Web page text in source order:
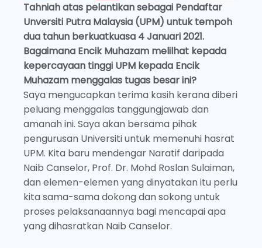
Tahniah atas pelantikan sebagai Pendaftar
Unversiti Putra Malaysia (UPM) untuk tempoh
dua tahun berkuatkuasa 4 Januari 2021.
Bagaimana Encik Muhazam melilhat kepada
kepercayaan tinggi UPM kepada Encik
Muhazam menggalas tugas besar ini?
Saya mengucapkan terima kasih kerana diberi
peluang menggalas tanggungjawab dan
amanah ini. Saya akan bersama pihak
pengurusan Universiti untuk memenuhi hasrat
UPM. Kita baru mendengar Naratif daripada
Naib Canselor, Prof. Dr. Mohd Roslan Sulaiman,
dan elemen-elemen yang dinyatakan itu perlu
kita sama-sama dokong dan sokong untuk
proses pelaksanaannya bagi mencapai apa
yang dihasratkan Naib Canselor.